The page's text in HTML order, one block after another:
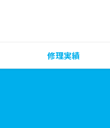
修理実績